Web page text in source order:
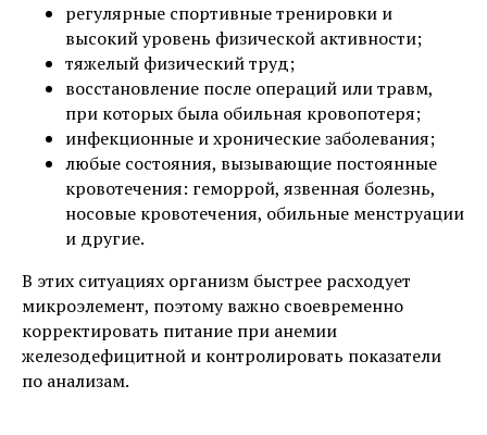
регулярные спортивные тренировки и
высокий уровень физической активности;
тяжелый физический труд;
восстановление после операций или травм,
при которых была обильная кровопотеря;
инфекционные и хронические заболевания;
любые состояния, вызывающие постоянные
кровотечения: геморрой, язвенная болезнь,
носовые кровотечения, обильные менструации
и другие.
В этих ситуациях организм быстрее расходует
микроэлемент, поэтому важно своевременно
корректировать питание при анемии
железодефицитной и контролировать показатели
по анализам.